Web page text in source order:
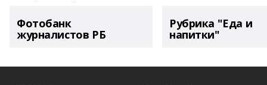
Фотобанк
журналистов РБ
Рубрика "Еда и
напитки"